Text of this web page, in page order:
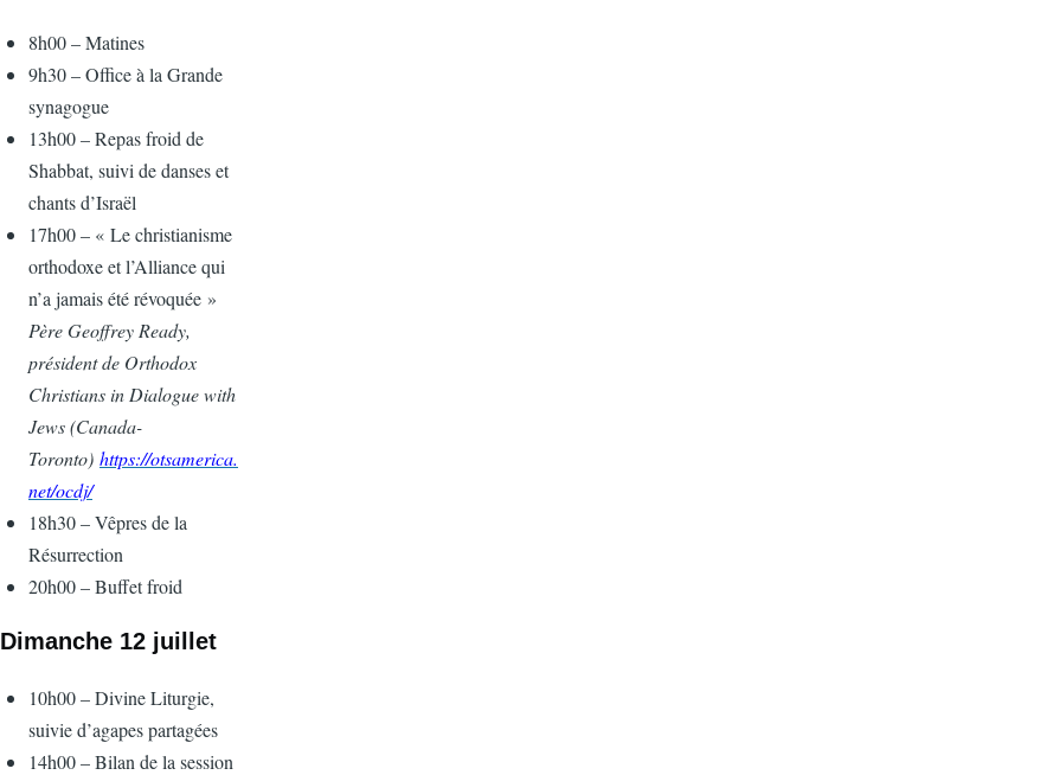
8h00 – Matines
9h30 – Office à la Grande
synagogue
13h00 – Repas froid de
Shabbat, suivi de danses et
chants d’Israël
17h00 – « Le christianisme
orthodoxe et l’Alliance qui
n’a jamais été révoquée »
Père Geoffrey Ready,
président de Orthodox
Christians in Dialogue with
Jews (Canada-
Toronto) https://otsamerica.
net/ocdj/
18h30 – Vêpres de la
Résurrection
20h00 – Buffet froid
Dimanche 12 juillet
10h00 – Divine Liturgie,
suivie d’agapes partagées
14h00 – Bilan de la session